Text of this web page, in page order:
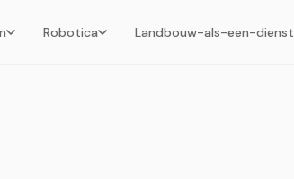
Robotica Landbouw-als-een-dienst